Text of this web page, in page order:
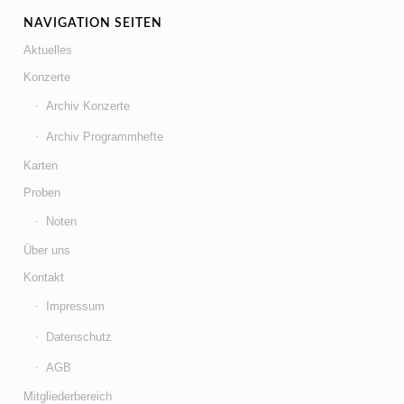
NAVIGATION SEITEN
Aktuelles
Konzerte
Archiv Konzerte
Archiv Programmhefte
Karten
Proben
Noten
Über uns
Kontakt
Impressum
Datenschutz
AGB
Mitgliederbereich